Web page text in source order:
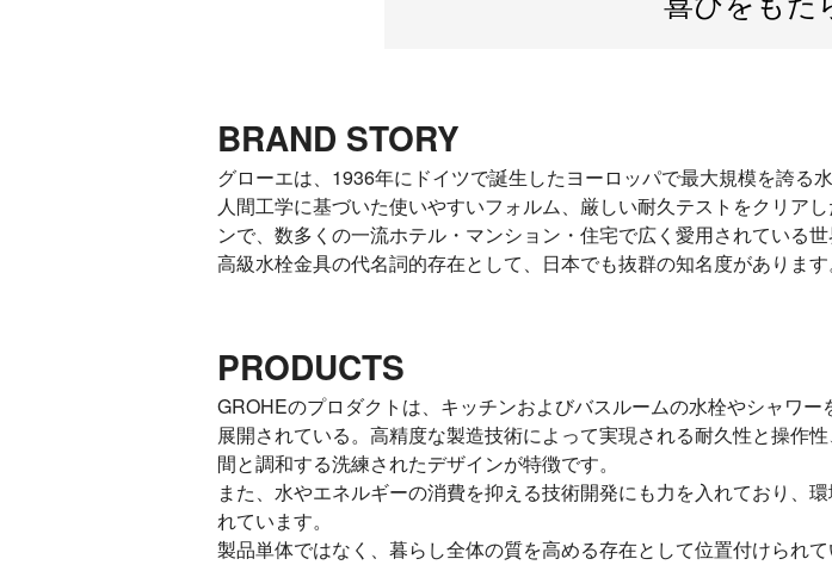
BRAND STORY
グローエは、1936年にドイツで誕生したヨーロッパで最大規模を誇る
人間工学に基づいた使いやすいフォルム、厳しい耐久テストをクリア
ンで、数多くの一流ホテル・マンション・住宅で広く愛用されている
高級水栓金具の代名詞的存在として、日本でも抜群の知名度があります
PRODUCTS
GROHEのプロダクトは、キッチンおよびバスルームの水栓やシャワ
展開されている。高精度な製造技術によって実現される耐久性と操作
間と調和する洗練されたデザインが特徴です。
また、水やエネルギーの消費を抑える技術開発にも力を入れており、
れています。
製品単体ではなく、暮らし全体の質を高める存在として位置付けられて